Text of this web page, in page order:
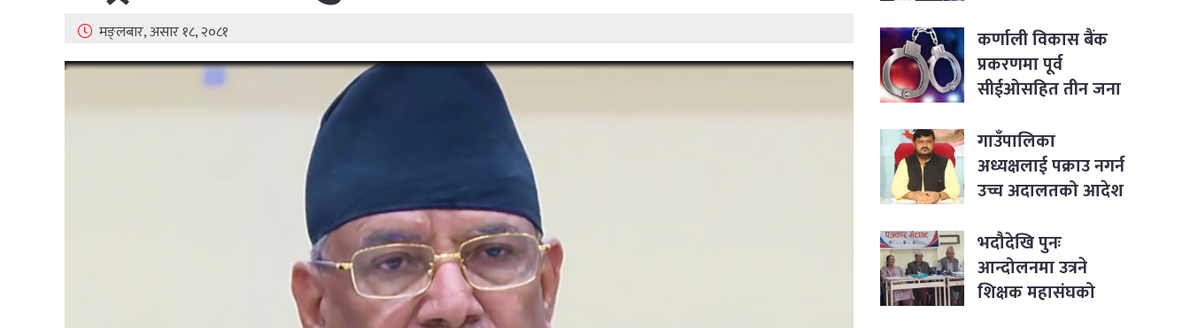
मङ्लबार, असार १८, २०८१
कर्णाली विकास बैंक
प्रकरणमा पूर्व
सीईओसहित तीन जना
गाउँपालिका
अध्यक्षलाई पक्राउ नगर्न
उच्च अदालतको आदेश
भदौदेखि पुनः
आन्दोलनमा उत्रने
शिक्षक महासंघको